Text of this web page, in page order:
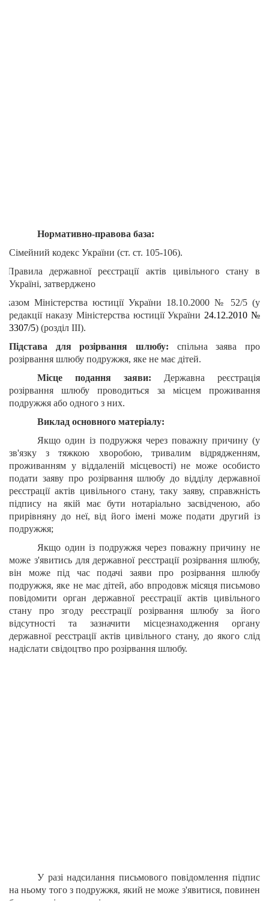
Нормативно-правова база:
Сімейний кодекс України (ст. ст. 105-106).
Правила
державної реєстрації актів цивільного стану в
Україні, затверджено
Міністерства юстиції України 18.10.2000 № 52/5 (у
редакції наказу Міністерства юстиції України 24.12.2010 №
3307/5) (розділ ІІІ).
Підстава для розірвання шлюбу:
спільна заява про
розірвання шлюбу подружжя, яке не має дітей.
Місце подання заяви:
Державна реєстрація
розірвання шлюбу проводиться за місцем проживання
подружжя або одного з них.
Виклад основного матеріалу:
Якщо один із подружжя через поважну причину (у
зв'язку з тяжкою хворобою, тривалим відрядженням,
проживанням у віддаленій місцевості) не може особисто
подати заяву про розірвання шлюбу до відділу державної
реєстрації актів цивільного стану, таку заяву, справжність
підпису на якій має бути нотаріально засвідченою, або
прирівняну до неї, від його імені може подати другий із
подружжя;
Якщо один із подружжя через поважну причину не
може з'явитись для державної реєстрації розірвання шлюбу,
він може під час подачі заяви про розірвання шлюбу
подружжя, яке не має дітей, або впродовж місяця письмово
повідомити орган державної реєстрації актів цивільного
стану про згоду реєстрації розірвання шлюбу за його
відсутності та зазначити місцезнаходження органу
державної реєстрації актів цивільного стану, до якого слід
надіслати свідоцтво про розірвання шлюбу.
У разі надсилання письмового повідомлення підпис
на ньому того з подружжя, який не може з'явитися, повинен